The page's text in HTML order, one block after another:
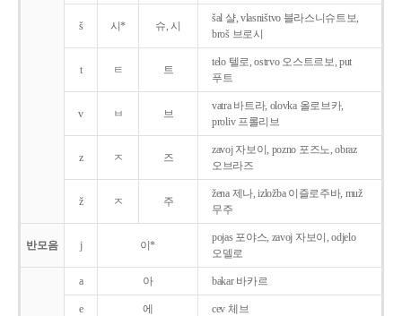
š 시* 슈, 시
šal 샬, vlasništvo 블라스니슈트보,
broš 브로시
t ㅌ 트
telo 텔로, ostrvo 오스트르보, put
푸트
v ㅂ 브
vatra 바트라, olovka 올로브카,
proliv 프롤리브
z ㅈ 즈
zavoj 자보이, pozno 포즈노, obraz
오브라즈
ž ㅈ 주
žena 제나, izložba 이즐로주바, muž
무주
반모음 j 이*
pojas 포야스, zavoj 자보이, odjelo
오델로
a 아 bakar 바카르
e 에 cev 체브